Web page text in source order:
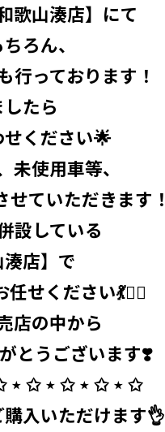
歌山湊店】にて
ろん、
行っております！
たら
ください🌟
使用車等、
ていただきます！
設している
湊店】で
せください💃🧞‍♂️
店の中から
とうございます❣️
⋆ ✩ ⋆ ✩ ⋆ ✩ ⋆ ✩
入いただけます👌